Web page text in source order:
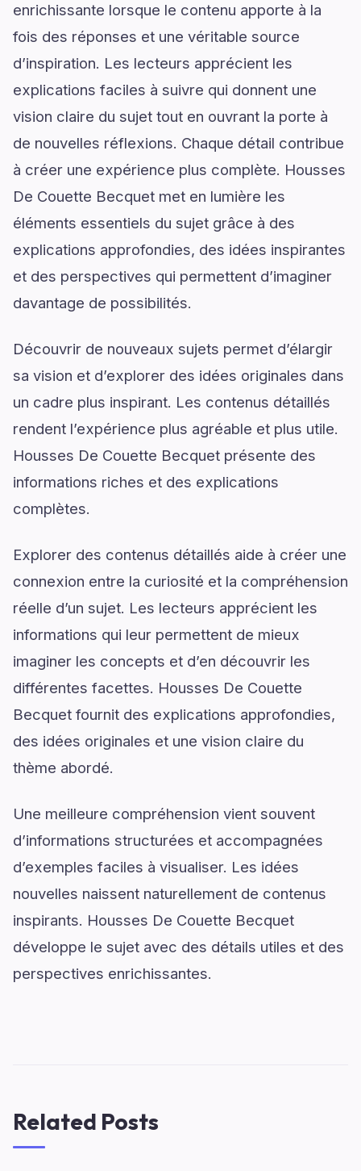
enrichissante lorsque le contenu apporte à la
fois des réponses et une véritable source
d’inspiration. Les lecteurs apprécient les
explications faciles à suivre qui donnent une
vision claire du sujet tout en ouvrant la porte à
de nouvelles réflexions. Chaque détail contribue
à créer une expérience plus complète. Housses
De Couette Becquet met en lumière les
éléments essentiels du sujet grâce à des
explications approfondies, des idées inspirantes
et des perspectives qui permettent d’imaginer
davantage de possibilités.
Découvrir de nouveaux sujets permet d’élargir
sa vision et d’explorer des idées originales dans
un cadre plus inspirant. Les contenus détaillés
rendent l’expérience plus agréable et plus utile.
Housses De Couette Becquet présente des
informations riches et des explications
complètes.
Explorer des contenus détaillés aide à créer une
connexion entre la curiosité et la compréhension
réelle d’un sujet. Les lecteurs apprécient les
informations qui leur permettent de mieux
imaginer les concepts et d’en découvrir les
différentes facettes. Housses De Couette
Becquet fournit des explications approfondies,
des idées originales et une vision claire du
thème abordé.
Une meilleure compréhension vient souvent
d’informations structurées et accompagnées
d’exemples faciles à visualiser. Les idées
nouvelles naissent naturellement de contenus
inspirants. Housses De Couette Becquet
développe le sujet avec des détails utiles et des
perspectives enrichissantes.
Related Posts